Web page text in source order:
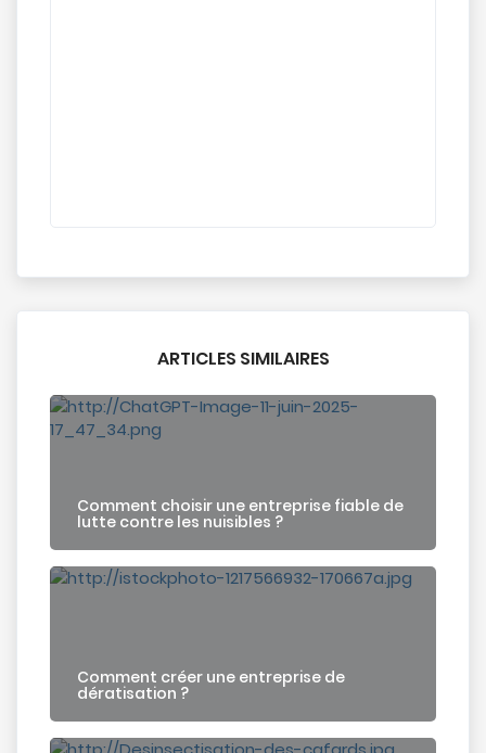
ARTICLES SIMILAIRES
Comment choisir une entreprise fiable de
lutte contre les nuisibles ?
Comment créer une entreprise de
dératisation ?